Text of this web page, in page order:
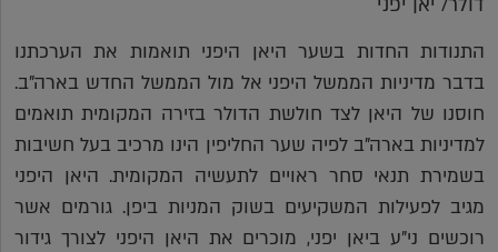
התנודות החדות בשער היאן היפני תואמות את הערכתנו
בדבר מדיניות הממשל היפני אל מול הממשל החדש בארה"ב.
חוסנו של היאן לצד חולשת הדולר בזירה המקומית תואמים
למדיניות בארה"ב לפיה שער החליפין הינו מרכיב בעל חשיבות
בשמירת תנאי סחר ראויים לתעשיה המקומית. היאן היפני
מגיב לפעילות המשקיעים בשוק המניות ביפן. גורמים אשר
רוכשים ני"ע ביאן יפני, מוכרים את היאן היפני לצורך גידור